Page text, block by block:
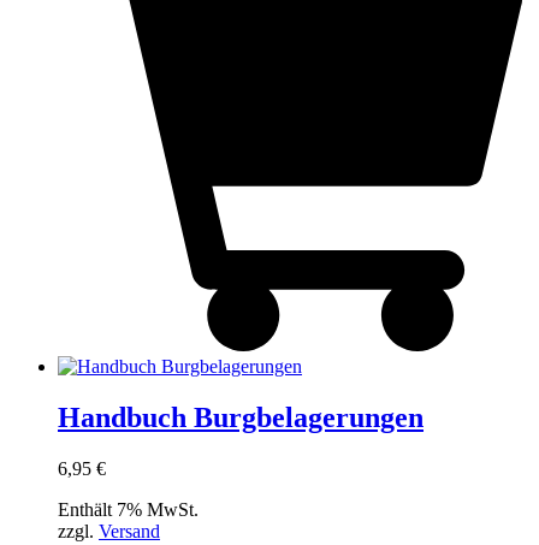
Handbuch Burgbelagerungen
6,95 €
Enthält 7% MwSt.
zzgl. Versand